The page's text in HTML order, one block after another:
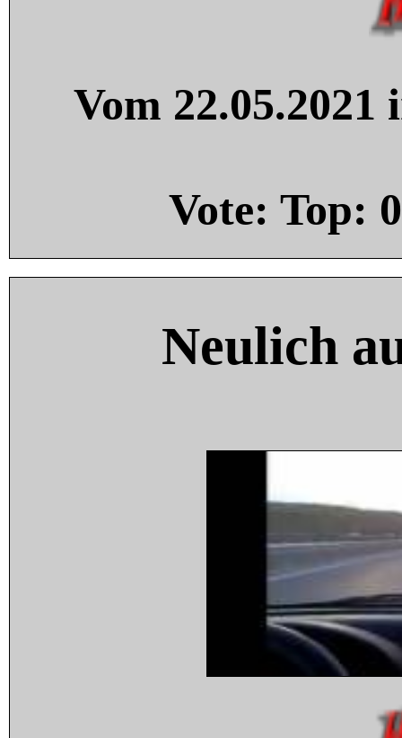
Vom
Vote: Top: 0
Neulich